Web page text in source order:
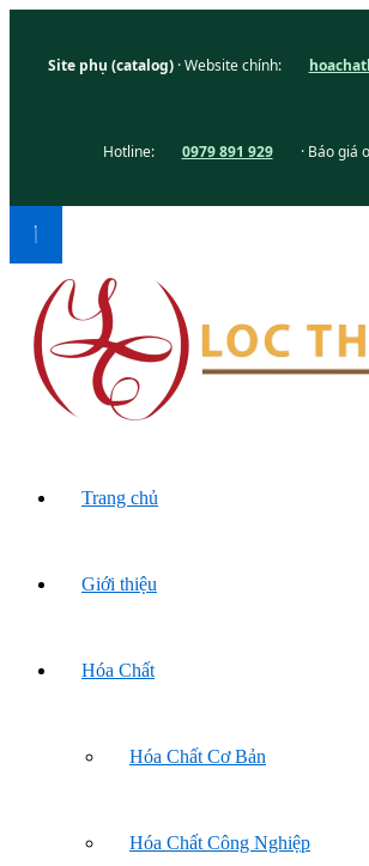
Site phụ (catalog)· Website chính:
Hotline: 0979 891 929 · Báo giá
Trang chủ
Giới thiệu
Hóa Chất
Hóa Chất Cơ Bản
Hóa Chất Công Nghiệp